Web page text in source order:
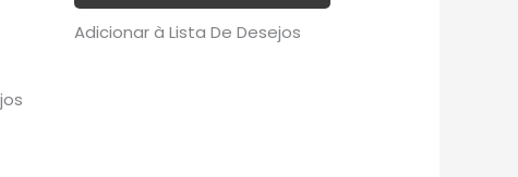
Adicionar à Lista De Desejos